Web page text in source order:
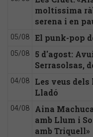
moltíssima
serena i en
05/08 El punk-pop
05/08
5 d'agost:
Serrasolsas,
04/08
Les veus
Lladó
04/08
Aina
amb Llum i
amb Triquell»